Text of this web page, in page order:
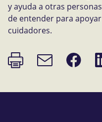
y ayuda a otras
de entender para
cuidadores.
Imprimir
página
Enlace
de en